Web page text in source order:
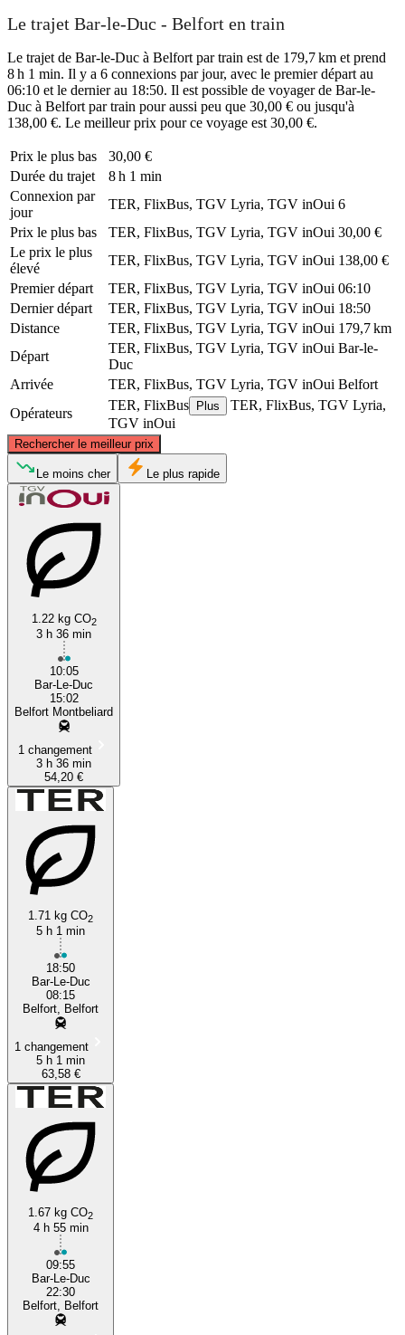
Le trajet Bar-le-Duc - Belfort en train
Le trajet de Bar-le-Duc à Belfort par train est de 179,7 km et prend
8 h 1 min. Il y a 6 connexions par jour, avec le premier départ au
06:10 et le dernier au 18:50. Il est possible de voyager de Bar-le-
Duc à Belfort par train pour aussi peu que 30,00 € ou jusqu'à
138,00 €. Le meilleur prix pour ce voyage est 30,00 €.
Prix ​​le plus bas
30,00 €
Durée du trajet
8 h 1 min
Connexion par
jour
TER, FlixBus, TGV Lyria, TGV inOui 6
Prix ​​le plus bas
TER, FlixBus, TGV Lyria, TGV inOui 30,00 €
Le prix le plus
élevé
TER, FlixBus, TGV Lyria, TGV inOui 138,00 €
Premier départ
TER, FlixBus, TGV Lyria, TGV inOui 06:10
Dernier départ
TER, FlixBus, TGV Lyria, TGV inOui 18:50
Distance
TER, FlixBus, TGV Lyria, TGV inOui 179,7 km
Départ
TER, FlixBus, TGV Lyria, TGV inOui Bar-le-
Duc
Arrivée
TER, FlixBus, TGV Lyria, TGV inOui Belfort
Opérateurs
TER, FlixBus Plus
TER, FlixBus, TGV Lyria,
TGV inOui
Rechercher le meilleur prix
Bar-le-Duc
Le moins cher Le plus rapide
1.22 kg CO2
3 h 36 min
10:05
Bar-Le-Duc
15:02
Belfort Montbeliard
1 changement
3 h 36 min
54,20 €
1.71 kg CO2
5 h 1 min
18:50
Bar-Le-Duc
08:15
Belfort, Belfort
1 changement
5 h 1 min
63,58 €
1.67 kg CO2
4 h 55 min
09:55
Bar-Le-Duc
22:30
Belfort, Belfort